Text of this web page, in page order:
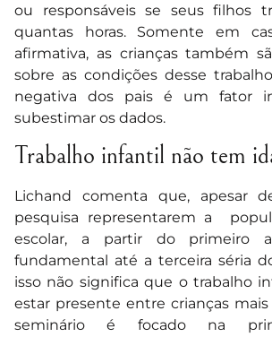
ou responsáveis se seus filhos
quantas horas. Somente em
afirmativa, as crianças também
sobre as condições desse
negativa dos pais é um fator
subestimar os dados.
Trabalho infantil não tem
Lichand comenta que, apesar
pesquisa representarem a
escolar, a partir do primeiro
fundamental até a terceira séria
isso não significa que o trabalho
estar presente entre crianças mais
seminário é focado na